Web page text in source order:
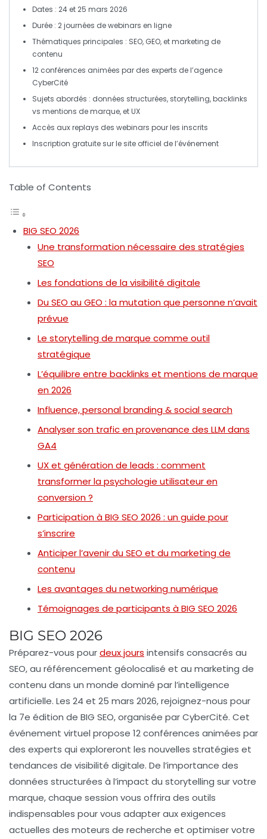
Dates : 24 et 25 mars 2026
Durée : 2 journées de webinars en ligne
Thématiques principales : SEO, GEO, etmarketing de
contenu
12 conférences animées par des experts de l’agence
CyberCité
Sujets abordés : données structurées, storytelling,backlinks
vs mentions de marque, etUX
Accès auxreplays des webinars pour les inscrits
Inscription gratuite sur le site officiel de l’événement
Table of Contents
BIG SEO 2026
Une transformation nécessaire des stratégies
SEO
Les fondations de la visibilité digitale
Du SEO au GEO : la mutation que personne n’avait
prévue
Le storytelling de marque comme outil
stratégique
L’équilibre entre backlinks et mentions de marque
en 2026
Influence, personal branding & social search
Analyser son trafic en provenance des LLM dans
GA4
UX et génération de leads : comment
transformer la psychologie utilisateur en
conversion ?
Participation à BIG SEO 2026 : un guide pour
s’inscrire
Anticiper l’avenir du SEO et du marketing de
contenu
Les avantages du networking numérique
Témoignages de participants à BIG SEO 2026
BIG SEO 2026
Préparez-vous pourdeux jours intensifs consacrés au
SEO, au référencement géolocalisé et au marketing de
contenu dans un monde dominé parl’intelligence
artificielle. Les 24 et 25 mars 2026, rejoignez-nous pour
la 7e édition de BIG SEO, organisée par CyberCité. Cet
événement virtuel propose 12 conférences animées par
des experts qui exploreront les nouvelles stratégies et
tendances de visibilité digitale. De l’importance des
données structurées à l’impact du storytelling sur votre
marque, chaque session vous offrira des outils
indispensables pour vous adapter aux exigences
actuelles des moteurs de recherche et optimiser votre